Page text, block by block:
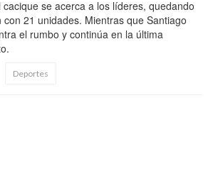
se acerca a los líderes, quedando
21 unidades. Mientras que Santiago
el rumbo y continúa en la última
Deportes